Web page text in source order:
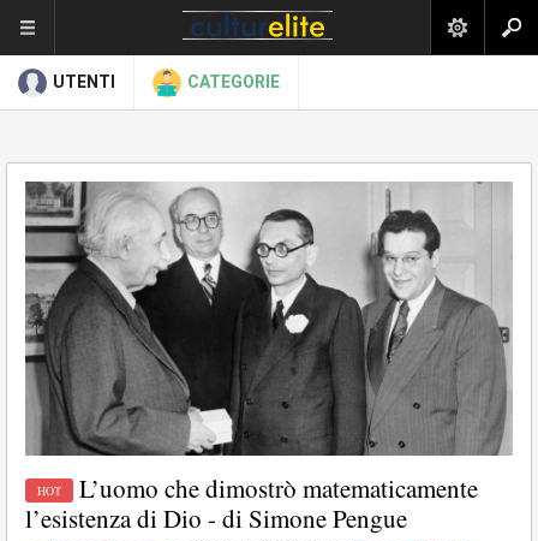
UTENTI CATEGORIE
L’uomo che dimostrò matematicamente
l’esistenza di Dio - di Simone Pengue